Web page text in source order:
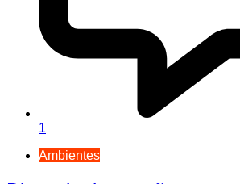
1
Ambientes